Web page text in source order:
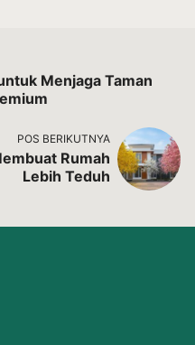
Menjaga Taman
POS BERIKUTNYA
Rumah
Lebih Teduh